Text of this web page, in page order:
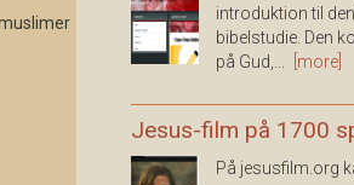
introduktion til
bibelstudie. Den
på Gud,...
[more]
Jesus-film på 1700
På jesusfilm.org